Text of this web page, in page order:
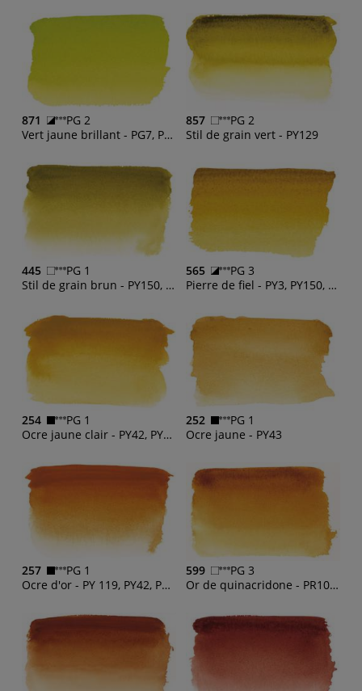
871
PG 2
Vert jaune brillant - PG7, PY3
857
PG 2
Stil de grain vert - PY129
445
PG 1
Stil de grain brun - PY150, PG7, PBr23
565
PG 3
Pierre de fiel - PY3, PY150, PBr23, PBr7
254
PG 1
Ocre jaune clair - PY42, PY150
252
PG 1
Ocre jaune - PY43
257
PG 1
Ocre d'or - PY 119, PY42, PY83
599
PG 3
Or de quinacridone - PR101, PY150, PR206